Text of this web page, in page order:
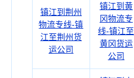
镇江到荆州
物流专线-镇
江至荆州货
运公司
镇江到黄
冈物流专
线-镇江至
黄冈货运
公司